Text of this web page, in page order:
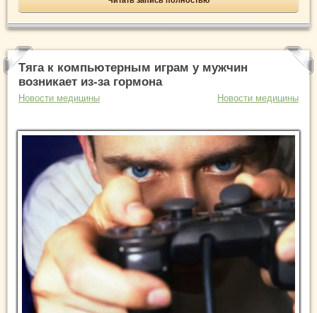
Тяга к компьютерным играм у мужчин
возникает из-за гормона
Новости медицины Новости медицины